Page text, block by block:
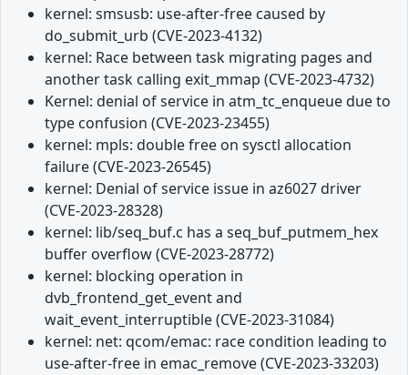
kernel: smsusb: use-after-free caused by
do_submit_urb (CVE-2023-4132)
kernel: Race between task migrating pages and
another task calling exit_mmap (CVE-2023-4732)
Kernel: denial of service in atm_tc_enqueue due to
type confusion (CVE-2023-23455)
kernel: mpls: double free on sysctl allocation
failure (CVE-2023-26545)
kernel: Denial of service issue in az6027 driver
(CVE-2023-28328)
kernel: lib/seq_buf.c has a seq_buf_putmem_hex
buffer overflow (CVE-2023-28772)
kernel: blocking operation in
dvb_frontend_get_event and
wait_event_interruptible (CVE-2023-31084)
kernel: net: qcom/emac: race condition leading to
use-after-free in emac_remove (CVE-2023-33203)